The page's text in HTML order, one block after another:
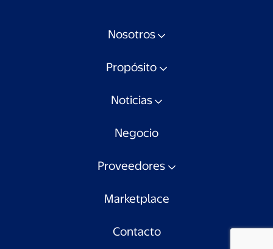
Nosotros
Propósito
Noticias
Negocio
Proveedores
Marketplace
Contacto